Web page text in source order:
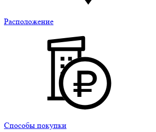
Расположение
Способы покупки